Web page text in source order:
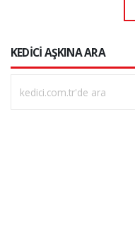
KEDİCİ AŞKINA ARA